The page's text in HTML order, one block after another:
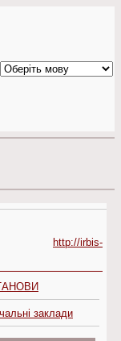
http://irbis-
заклади